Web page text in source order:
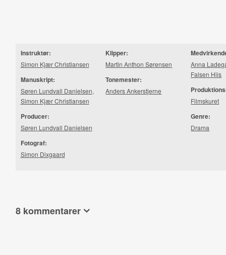
Instruktør:
Simon Kjær Christiansen
Manuskript:
Søren Lundvall Danielsen,
Simon Kjær Christiansen
Producer:
Søren Lundvall Danielsen
Fotograf:
Simon Dixgaard
Klipper:
Martin Anthon Sørensen
Tonemester:
Anders Ankerstjerne
Anna
Falsen Hiis
Filmskuret
Genre:
Drama
8 kommentarer